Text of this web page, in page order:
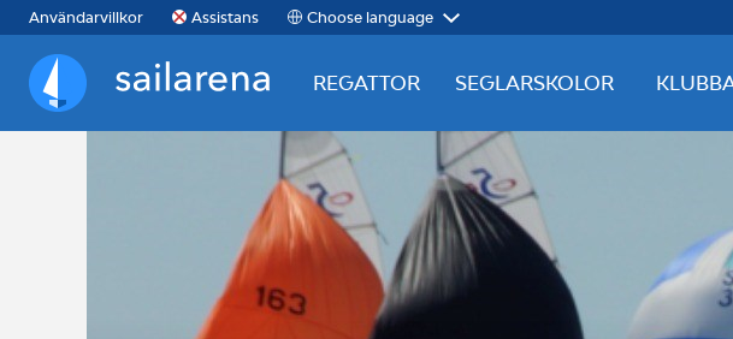
Användarvillkor Assistans Choose language
Sailarena
REGATTOR SEGLARSKOLOR